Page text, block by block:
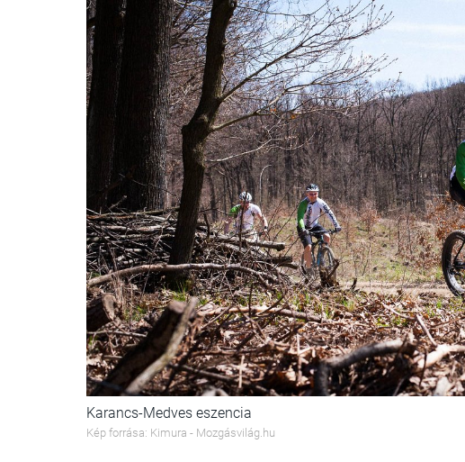
Karancs-Medves eszencia
Kép forrása: Kimura - Mozgásvilág.hu